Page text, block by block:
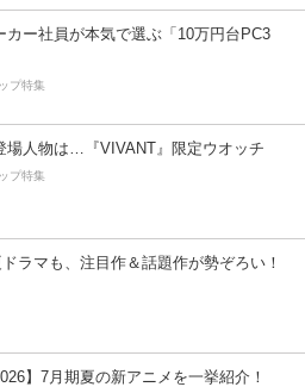
カー社員が本気で選ぶ「10万円台PC3
プ特集
場人物は…『VIVANT』限定ウオッチ
プ特集
ラマも、注目作＆話題作が勢ぞろい！
】7月期夏の新アニメを一挙紹介！